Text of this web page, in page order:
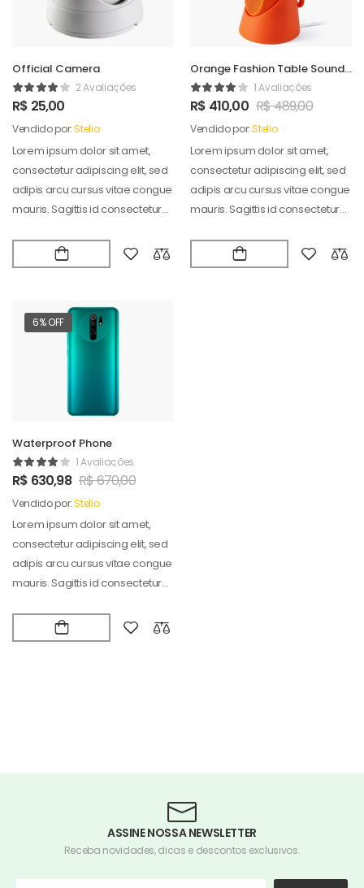
Official Camera
2 Avaliações
R$ 25,00
Vendido por:Stelio
Lorem ipsum dolor sit amet,
consectetur adipiscing elit, sed
adipis arcu cursus vitae congue
mauris. Sagittis id consectetur
Orange Fashion Table Sound
Maker
1 Avaliações
R$ 410,00 R$489,00
Vendido por:Stelio
Lorem ipsum dolor sit amet,
consectetur adipiscing elit, sed
adipis arcu cursus vitae congue
mauris. Sagittis id consectetur
6% OFF
Waterproof Phone
1 Avaliações
R$ 630,98 R$670,00
Vendido por:Stelio
Lorem ipsum dolor sit amet,
consectetur adipiscing elit, sed
adipis arcu cursus vitae congue
mauris. Sagittis id consectetur
ASSINE NOSSA NEWSLETTER
Receba novidades, dicas e descontos exclusivos.